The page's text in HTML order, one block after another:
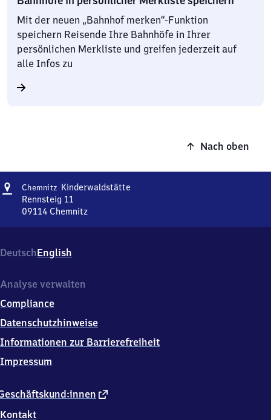
Mit der neuen „Bahnhof merken“-Funktion
speichern Reisende Ihre Bahnhöfe in Ihrer
persönlichen Merkliste und greifen jederzeit auf
alle Infos zu
Nach oben
Adresse
Chemnitz Kinderwaldstätte
Rennsteig 11
09114 Chemnitz
Rennsteig
11,
9
1
4
DeutschEnglish
externer
Kontakt
Analyse verwalten
Compliance
Datenschutzhinweise
Informationen zur Barrierefreiheit
Impressum